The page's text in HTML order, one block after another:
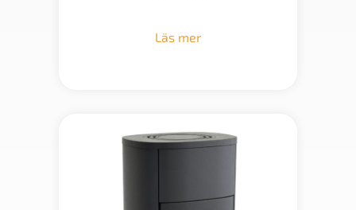
Läs mer